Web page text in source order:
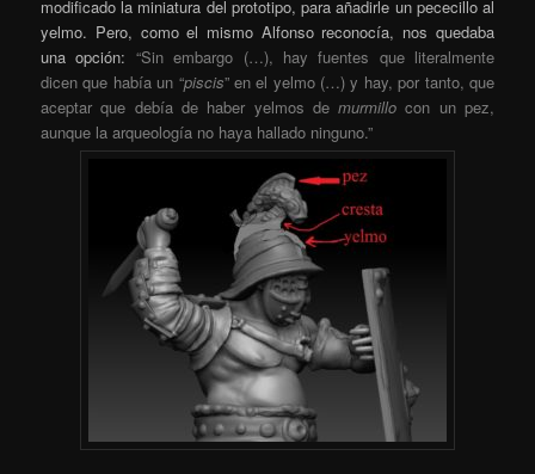
modificado la miniatura del prototipo, para añadirle un pececillo al
yelmo. Pero, como el mismo Alfonso reconocía, nos quedaba
una opción: “Sin embargo (…), hay fuentes que literalmente
dicen que había un “piscis” en el yelmo (…) y hay, por tanto, que
aceptar que debía de haber yelmos demurmillo con un pez,
aunque la arqueología no haya hallado ninguno.”